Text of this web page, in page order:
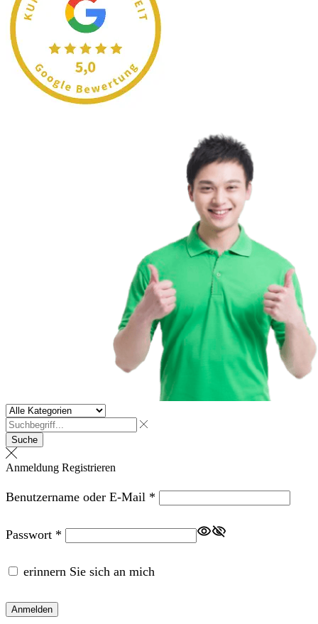
Suche
Anmeldung Registrieren
Benutzername oder E-Mail *
Passwort * Erforderlich
erinnern Sie sich an mich
Anmelden